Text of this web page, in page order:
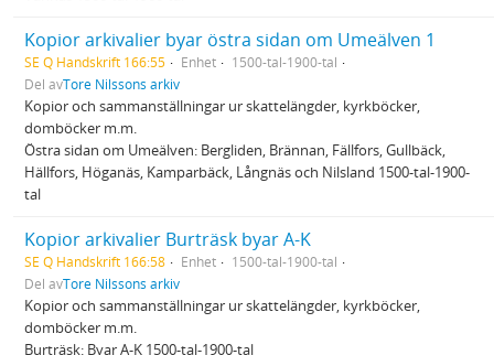
Kopior arkivalier byar östra sidan om Umeälven 1
SE Q Handskrift 166:55 Enhet
1500-tal-1900-tal
Del avTore Nilssons arkiv
Kopior och sammanställningar ur skattelängder, kyrkböcker,
domböcker m.m.
Östra sidan om Umeälven: Bergliden, Brännan, Fällfors, Gullbäck,
Hällfors, Höganäs, Kamparbäck, Långnäs och Nilsland 1500-tal-1900-
tal
Kopior arkivalier Burträsk byar A-K
SE Q Handskrift 166:58 Enhet
1500-tal-1900-tal
Del avTore Nilssons arkiv
Kopior och sammanställningar ur skattelängder, kyrkböcker,
domböcker m.m.
Burträsk: Byar A-K 1500-tal-1900-tal